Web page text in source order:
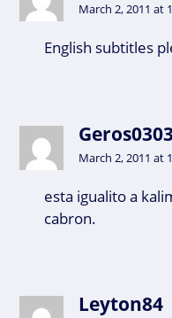
March 2, 2011 at
English subtitles
March 2, 2011 at
esta igualito a
cabron.
Leyton84